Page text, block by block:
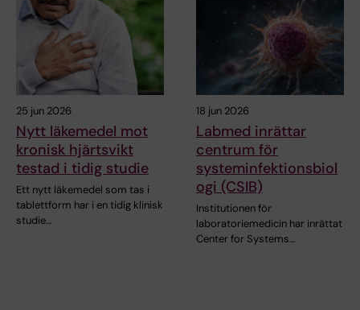
25 jun 2026
Nytt läkemedel mot
kronisk hjärtsvikt
testad i tidig studie
Ett nytt läkemedel som tas i
tablettform har i en tidig klinisk
studie…
18 jun 2026
Labmed inrättar
centrum för
systeminfektionsbiol
ogi (CSIB)
Institutionen för
laboratoriemedicin har inrättat
Center for Systems…